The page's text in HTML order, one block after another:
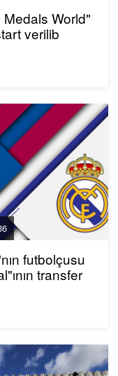
World"
verilib
futbolçusu
transfer